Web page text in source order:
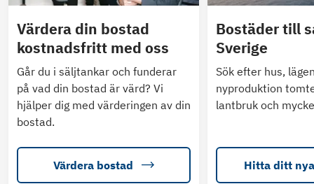
Värdera din bostad
kostnadsfritt med oss
Går du i säljtankar och funderar
på vad din bostad är värd? Vi
hjälper dig med värderingen av din
bostad.
Värdera bostad
Bostäder till
Sverige
Sök efter hus,
nyproduktion
lantbruk och
Hitta ditt